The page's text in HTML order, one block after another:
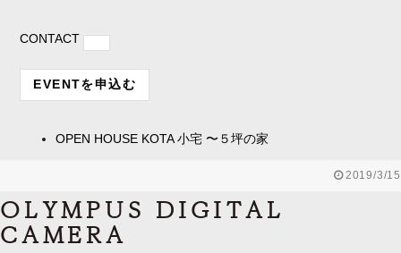
CONTACT
EVENTを申込む
OPEN HOUSE KOTA 小宅 〜５坪の家
2019/3/15
OLYMPUS DIGITAL
CAMERA